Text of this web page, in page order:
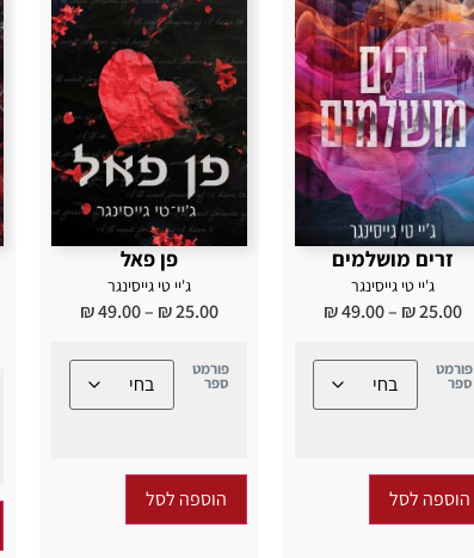
זרים מושלמים
ג'יי טי גייסינגר
₪25.00
–
₪49.00
פורמט
ספר
הוספה לסל
פן פאל
ג'יי טי גייסינגר
₪25.00
–
₪49.00
פורמט
ספר
הוספה לסל